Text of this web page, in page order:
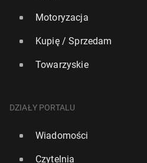
Motoryzacja
Kupię / Sprzedam
Towarzyskie
DZIAŁY PORTALU
Wiadomości
Czytelnia